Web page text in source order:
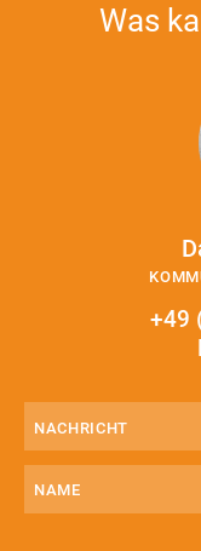
Was
+49